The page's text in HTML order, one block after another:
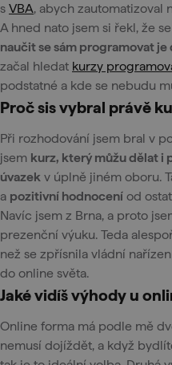
s VBA, abych zautomatizoval
A hned nato jsem si řekl, že
naučit se sám programovat je
začal hledat kurzy
podstatné a kde se nebudu
Proč sis vybral právě
Při rozhodování jsem bral v
jsem kurz, který můžu dělat i
úvazek v úplně jiném oboru.
a pozitivní hodnocení od
Navíc jsem z Brna, a proto
prezenční výuku. Teda
než se zpřísnila vládní
do online světa.
Jaké vidíš výhody u
Online forma má podle mě
nemusí dojíždět, a když